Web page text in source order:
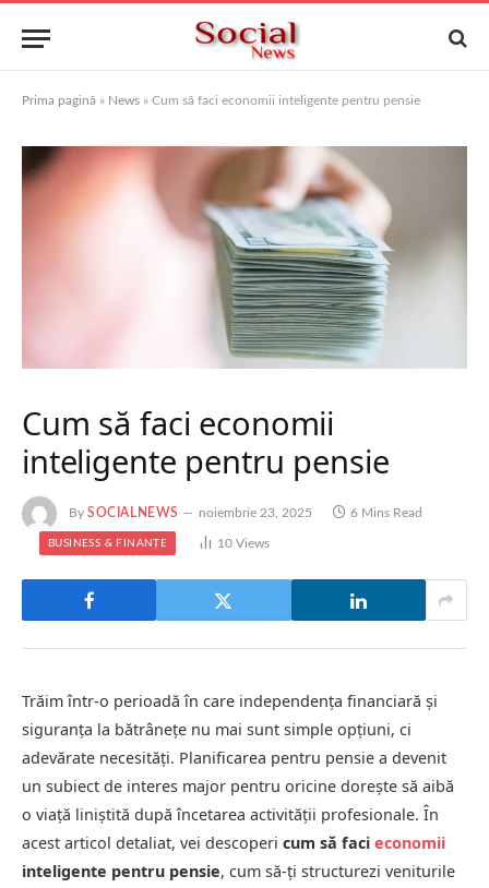
Prima pagină » News » Cum să faci economii inteligente pentru pensie
Cum să faci economii
inteligente pentru pensie
By SOCIALNEWS noiembrie 23, 2025 6 Mins Read
BUSINESS & FINANȚE 10Views
Trăim într-o perioadă în care independența financiară și
siguranța la bătrânețe nu mai sunt simple opțiuni, ci
adevărate necesități. Planificarea pentru pensie a devenit
un subiect de interes major pentru oricine dorește să aibă
o viață liniștită după încetarea activității profesionale. În
acest articol detaliat, vei descoperi cum să faci economii
inteligente pentru pensie, cum să-ți structurezi veniturile